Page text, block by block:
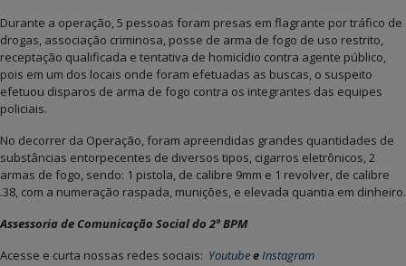
Durante a operação, 5 pessoas foram presas em flagrante por tráfico de
drogas, associação criminosa, posse de arma de fogo de uso restrito,
receptação qualificada e tentativa de homicídio contra agente público,
pois em um dos locais onde foram efetuadas as buscas, o suspeito
efetuou disparos de arma de fogo contra os integrantes das equipes
policiais.
No decorrer da Operação, foram apreendidas grandes quantidades de
substâncias entorpecentes de diversos tipos, cigarros eletrônicos, 2
armas de fogo, sendo: 1 pistola, de calibre 9mm e 1 revolver, de calibre
.38, com a numeração raspada, munições, e elevada quantia em dinheiro.
Assessoria de Comunicação Social do 2º BPM
Acesse e curta nossas redes sociais: Youtubee Instagram